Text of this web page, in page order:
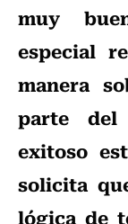
muy
especial
manera
parte del
exitoso
solicita
lógica de